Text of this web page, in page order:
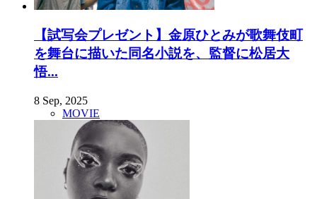
【試写会プレゼント】金原ひとみが歌舞伎町
を舞台に描いた同名小説を、監督に松居大
悟...
8 Sep, 2025
MOVIE